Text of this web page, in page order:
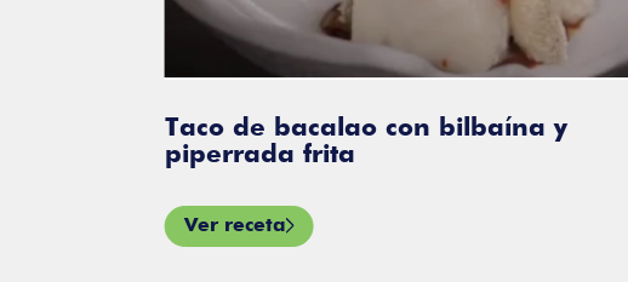
Taco de bacalao con bilbaína y
piperrada frita